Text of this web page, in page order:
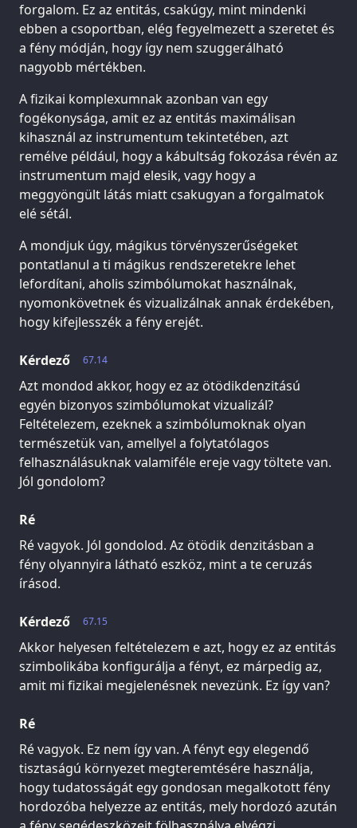
forgalom. Ez az entitás, csakúgy, mint mindenki
ebben a csoportban, elég fegyelmezett a szeretet és
a fény módján, hogy így nem szuggerálható
nagyobb mértékben.
A fizikai komplexumnak azonban van egy
fogékonysága, amit ez az entitás maximálisan
kihasznál az instrumentum tekintetében, azt
remélve például, hogy a kábultság fokozása révén az
instrumentum majd elesik, vagy hogy a
meggyöngült látás miatt csakugyan a forgalmatok
elé sétál.
A mondjuk úgy, mágikus törvényszerűségeket
pontatlanul a ti mágikus rendszeretekre lehet
lefordítani, aholis szimbólumokat használnak,
nyomonkövetnek és vizualizálnak annak érdekében,
hogy kifejlesszék a fény erejét.
67.14
Kérdező
Azt mondod akkor, hogy ez az ötödikdenzitású
egyén bizonyos szimbólumokat vizualizál?
Feltételezem, ezeknek a szimbólumoknak olyan
természetük van, amellyel a folytatólagos
felhasználásuknak valamiféle ereje vagy töltete van.
Jól gondolom?
Ré
Ré vagyok. Jól gondolod. Az ötödik denzitásban a
fény olyannyira látható eszköz, mint a te ceruzás
írásod.
67.15
Kérdező
Akkor helyesen feltételezem e azt, hogy ez az entitás
szimbolikába konfigurálja a fényt, ez márpedig az,
amit mi fizikai megjelenésnek nevezünk. Ez így van?
Ré
Ré vagyok. Ez nem így van. A fényt egy elegendő
tisztaságú környezet megteremtésére használja,
hogy tudatosságát egy gondosan megalkotott fény
hordozóba helyezze az entitás, mely hordozó azután